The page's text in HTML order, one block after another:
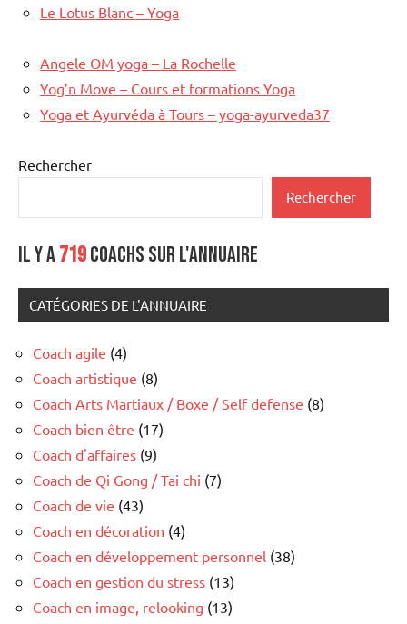
Le Lotus Blanc – Yoga
Angele OM yoga – La Rochelle
Yog’n Move – Cours et formations Yoga
Yoga et Ayurvéda à Tours – yoga-ayurveda37
Rechercher
Rechercher
Il y a719coachs sur l'annuaire
CATÉGORIES DE L'ANNUAIRE
Coach agile (4)
Coach artistique (8)
Coach Arts Martiaux / Boxe / Self defense (8)
Coach bien être (17)
Coach d'affaires (9)
Coach de Qi Gong / Tai chi (7)
Coach de vie (43)
Coach en décoration (4)
Coach en développement personnel (38)
Coach en gestion du stress (13)
Coach en image, relooking (13)